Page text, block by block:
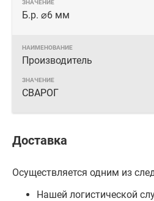
Б.р. ⌀6 мм
Производитель
СВАРОГ
Доставка
Осуществляется одним из
Нашей логистической